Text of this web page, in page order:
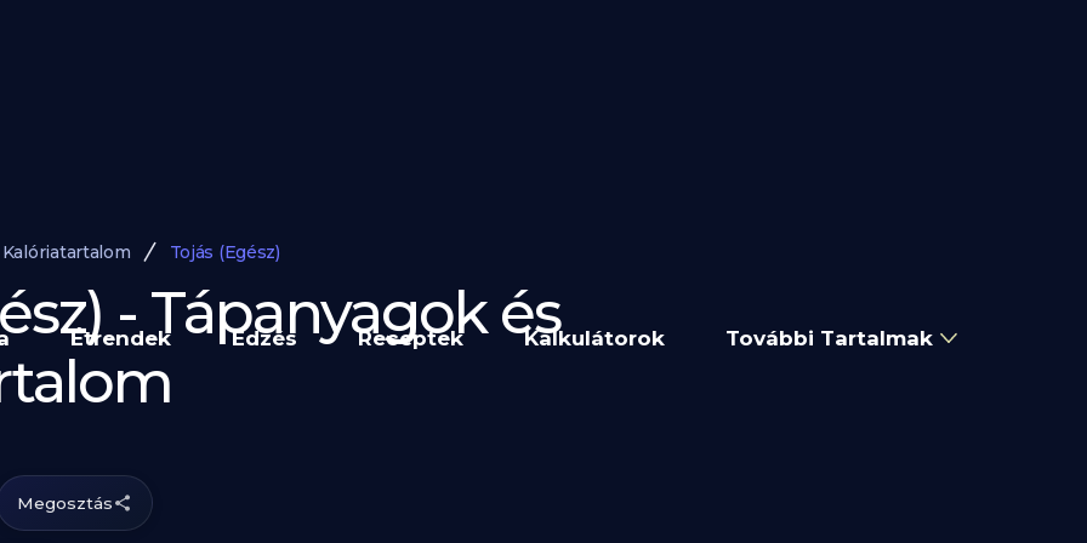
Étrendek Edzés Receptek Kalkulátorok További Tartalmak
Kalóriatartalom Tojás (Egész)
- Tápanyagok és
Megosztás